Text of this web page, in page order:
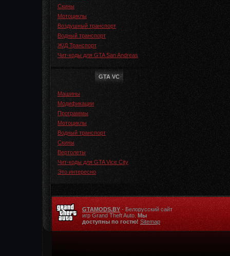
Скины
Мотоциклы
Воздушный транспорт
Водный транспорт
Ж/Д Транспорт
Чит-коды для GTA San Andreas
GTA VC
Машины
Модификации
Программы
Мотоциклы
Водный транспорт
Скины
Вертолеты
Чит-коды для GTA Vice City
Это интересно
GTAMODS.BY - Белорусский сайт
игр Grand Theft Auto. Мы
доступны по гостю! Sitemap